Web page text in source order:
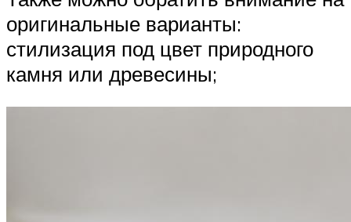
оригинальные варианты:
стилизация под цвет природного
камня или древесины;